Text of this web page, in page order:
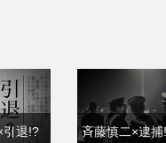
引退!? 斉藤慎二×逮捕